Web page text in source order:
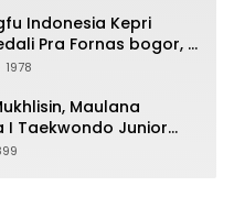
Indonesia Kepri
Pra Fornas bogor, 3
1978
Maulana
I Taekwondo Junior
Championship 2026